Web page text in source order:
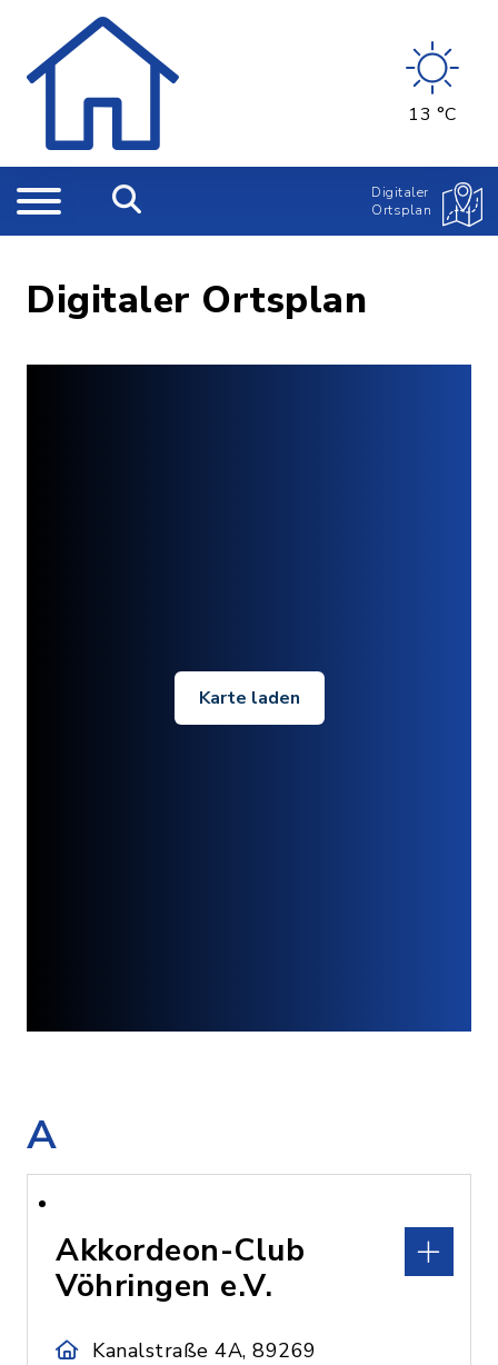
13 °C
Digitaler
Ortsplan
Digitaler Ortsplan
Karte laden
A
Akkordeon-Club
Vöhringen e.V.
Kanalstraße 4A, 89269